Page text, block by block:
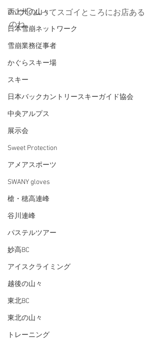
西上州の山々
日本雪崩ネットワーク
雪崩業務従事者
かぐらスキー場
スキー
日本バックカントリースキーガイド協会
中央アルプス
展示会
Sweet Protection
アメアスポーツ
SWANY gloves
槍・穂高連峰
谷川連峰
パステルツアー
妙高BC
アイスクライミング
越後の山々
東北BC
東北の山々
トレーニング
パウ◯ムってスゴイところにお店ある
のね。